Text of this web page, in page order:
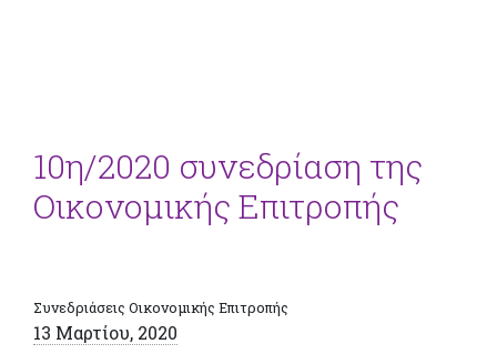
10η/2020 συνεδρίαση της
Οικονομικής Επιτροπής
Συνεδριάσεις Οικονομικής Επιτροπής
13 Μαρτίου, 2020